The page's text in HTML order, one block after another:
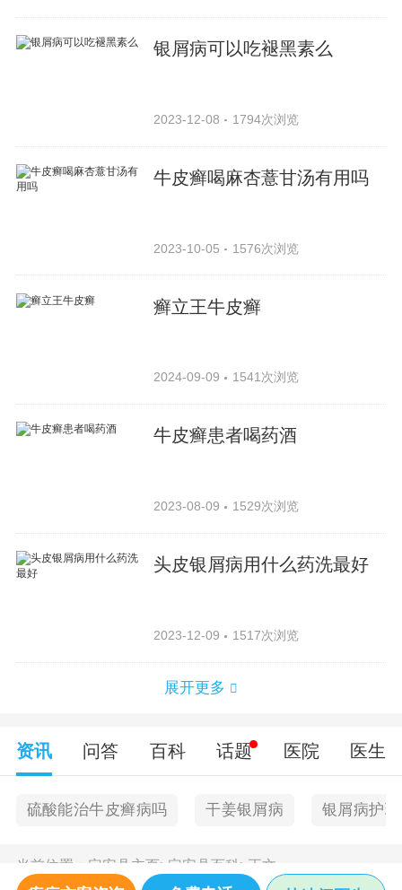
银屑病可以吃褪黑素么
2023-12-08 1794次浏览
牛皮癣喝麻杏薏甘汤有用吗
2023-10-05 1576次浏览
癣立王牛皮癣
2024-09-09 1541次浏览
牛皮癣患者喝药酒
2023-08-09 1529次浏览
头皮银屑病用什么药洗最好
2023-12-09 1517次浏览
展开更多
资讯 问答 百科 话题 医院 医生
硫酸能治牛皮癣病吗 干姜银屑病 银屑病护
当前位置： 定安县主页> 定安县百科> 正文